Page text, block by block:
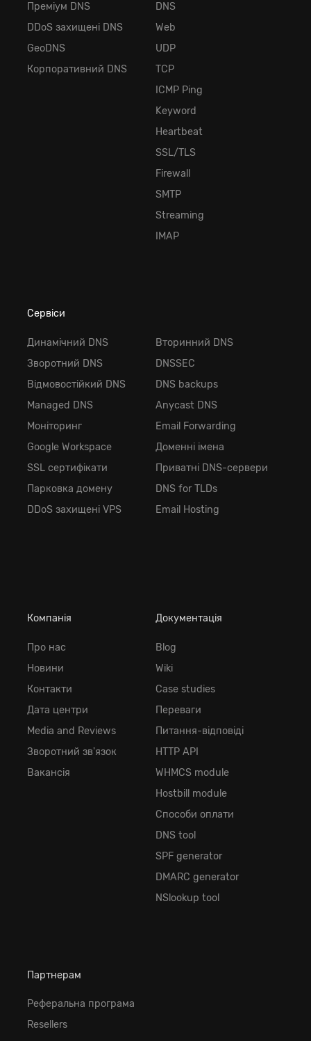
Преміум DNS
DDoS захищені DNS
GeoDNS
Корпоративний DNS
DNS
Web
UDP
TCP
ICMP Ping
Keyword
Heartbeat
SSL/TLS
Firewall
SMTP
Streaming
IMAP
Сервіси
Динамічний DNS
Зворотний DNS
Відмовостійкий DNS
Managed DNS
Моніторинг
Google Workspace
SSL сертифікати
Парковка домену
DDoS захищені VPS
Вторинний DNS
DNSSEC
DNS backups
Anycast DNS
Email Forwarding
Доменні імена
Приватні DNS-сервери
DNS for TLDs
Email Hosting
Компанія
Про нас
Новини
Контакти
Дата центри
Media and Reviews
Зворотний зв'язок
Вакансія
Документація
Blog
Wiki
Case studies
Переваги
Питання-відповіді
HTTP API
WHMCS module
Hostbill module
Способи оплати
DNS tool
SPF generator
DMARC generator
NSlookup tool
Партнерам
Реферальна програма
Resellers